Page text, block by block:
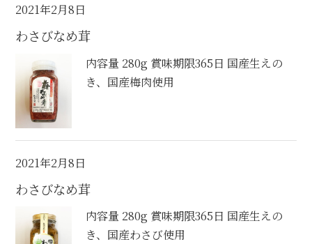
リンクサイトのご紹介
ブログ
instagram
お問合せ
2021年2月8日
わさびなめ茸
内容量 280g 賞味期限365日 国産生えの
き、国産梅肉使用
2021年2月8日
わさびなめ茸
内容量 280g 賞味期限365日 国産生えの
き、国産わさび使用